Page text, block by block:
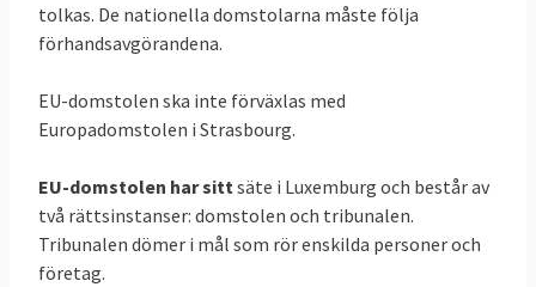
21 juli 2011Sverige vannÖverklagan för
att upphäva EU-kommissionens beslut och
Tribunalens dom att inte lämna ut handling
som allmänt antas skada vissa intressen och
tjänstemän
21 september 2010Sverige förlorade
Överklagan för att upphäva EU-
tolkas. De nationella domstolarna måste följa
förhandsavgörandena.
EU-domstolen ska inte förväxlas med
Europadomstolen i Strasbourg.
EU-domstolen har sittsäte i Luxemburg och består av
två rättsinstanser: domstolen och tribunalen.
Tribunalen dömer i mål som rör enskilda personer och
företag.